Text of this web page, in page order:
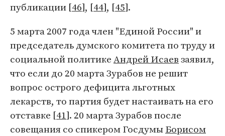
публикации [46], [44], [45].
5 марта 2007 года член "Единой России" и
председатель думского комитета по труду и
социальной политикеАндрей Исаевзаявил,
что если до 20 марта Зурабов не решит
вопрос острого дефицита льготных
лекарств, то партия будет настаивать на его
отставке [41]. 20 марта Зурабов после
совещания со спикером ГосдумыБорисом